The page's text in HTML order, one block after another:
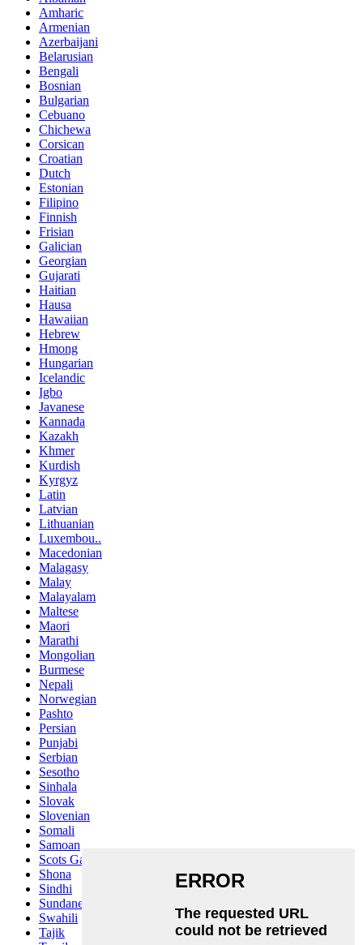
Amharic
Armenian
Azerbaijani
Belarusian
Bengali
Bosnian
Bulgarian
Cebuano
Chichewa
Corsican
Croatian
Dutch
Estonian
Filipino
Finnish
Frisian
Galician
Georgian
Gujarati
Haitian
Hausa
Hawaiian
Hebrew
Hmong
Hungarian
Icelandic
Igbo
Javanese
Kannada
Kazakh
Khmer
Kurdish
Kyrgyz
Latin
Latvian
Lithuanian
Luxembou..
Macedonian
Malagasy
Malay
Malayalam
Maltese
Maori
Marathi
Mongolian
Burmese
Nepali
Norwegian
Pashto
Persian
Punjabi
Serbian
Sesotho
Sinhala
Slovak
Slovenian
Somali
Samoan
Scots Gaelic
Shona
Sindhi
Sundanese
Swahili
Tajik